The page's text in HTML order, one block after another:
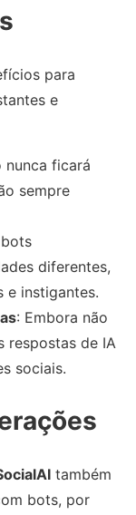
para
e
nunca ficará
sempre
diferentes,
e instigantes.
: Embora não
respostas de IA
sociais.
também
bots, por